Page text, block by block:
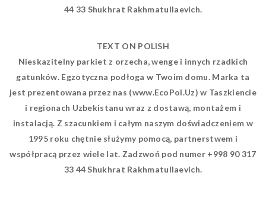
33 44 Shukhrat Rakhmatullaevich.
TEXT ON POLISH
Nieskazitelny parkiet z orzecha, wenge i innych rzadkich
gatunków. Egzotyczna podłoga w Twoim domu. Marka ta
jest prezentowana przez nas (www.EcoPol.Uz) w Taszkiencie
i regionach Uzbekistanu wraz z dostawą, montażem i
instalacją. Z szacunkiem i całym naszym doświadczeniem w
1995 roku chętnie służymy pomocą, partnerstwem i
współpracą przez wiele lat. Zadzwoń pod numer +998 90 317
33 44 Shukhrat Rakhmatullaevich.